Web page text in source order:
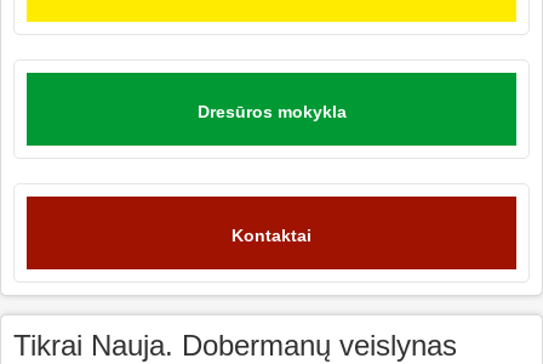
Dresūros mokykla
Kontaktai
Tikrai Nauja. Dobermanų veislynas